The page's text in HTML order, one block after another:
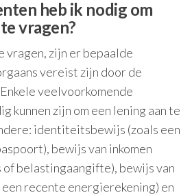
heb ik nodig om
vragen?
vragen, zijn er bepaalde
vereist zijn door de
veelvoorkomende
kunnen zijn om een lening aan te
identiteitsbewijs (zoals een
bewijs van inkomen
belastingaangifte), bewijs van
recente energierekening) en